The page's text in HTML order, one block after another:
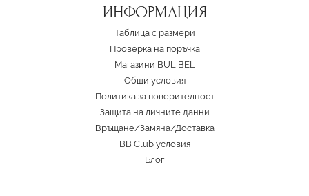
ИНФОРМАЦИЯ
Таблица с размери
Проверка на поръчка
Магазини BUL BEL
Oбщи условия
Политика за поверителност
Защита на личните данни
Връщане/Замяна/Доставка
BB Club условия
Блог